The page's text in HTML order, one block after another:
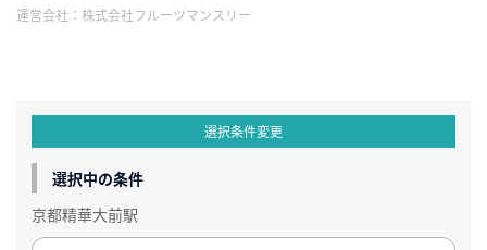
運営会社： 株式会社フルーツマンスリー
選択条件変更
選択中の条件
京都精華大前駅